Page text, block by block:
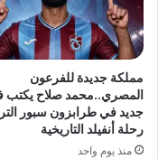
مملكة جديدة للفرعون
المصري..محمد صلاح
جديد في طرابزون سبور
رحلة أنفيلد التاريخية
منذ يوم واحد